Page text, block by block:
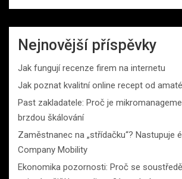
Nejnovější příspěvky
Jak fungují recenze firem na internetu
Jak poznat kvalitní online recept od
Past zakladatele: Proč je
brzdou škálování
Zaměstnanec na „střídačku“? Nastupuje
Company Mobility
Ekonomika pozornosti: Proč se